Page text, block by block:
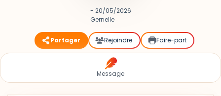
- 20/05/2026
Gernelle
Partager Rejoindre Faire-part
Message